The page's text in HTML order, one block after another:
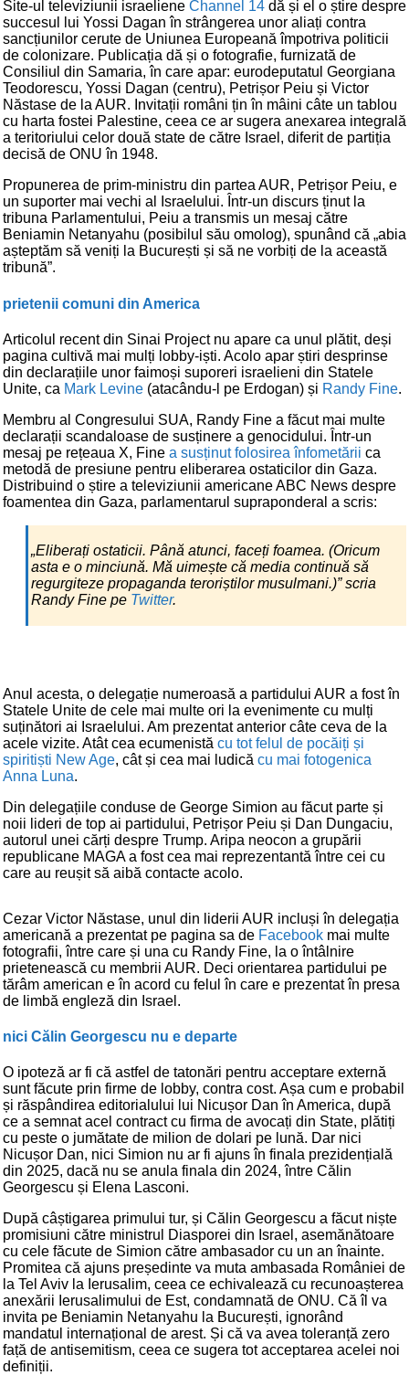
Site-ul televiziunii israeliene Channel 14 dă și el o știre despre
succesul lui Yossi Dagan în strângerea unor aliați contra
sancțiunilor cerute de Uniunea Europeană împotriva politicii
de colonizare. Publicația dă și o fotografie, furnizată de
Consiliul din Samaria, în care apar: eurodeputatul Georgiana
Teodorescu, Yossi Dagan (centru), Petrișor Peiu și Victor
Năstase de la AUR. Invitații români țin în mâini câte un tablou
cu harta fostei Palestine, ceea ce ar sugera anexarea integrală
a teritoriului celor două state de către Israel, diferit de partiția
decisă de ONU în 1948.
Propunerea de prim-ministru din partea AUR, Petrișor Peiu, e
un suporter mai vechi al Israelului. Într-un discurs ținut la
tribuna Parlamentului, Peiu a transmis un mesaj către
Beniamin Netanyahu (posibilul său omolog), spunând că „abia
așteptăm să veniți la București și să ne vorbiți de la această
tribună”.
prietenii comuni din America
Articolul recent din Sinai Project nu apare ca unul plătit, deși
pagina cultivă mai mulți lobby-iști. Acolo apar știri desprinse
din declarațiile unor faimoși suporeri israelieni din Statele
Unite, ca Mark Levine (atacându-l pe Erdogan) și Randy Fine.
Membru al Congresului SUA, Randy Fine a făcut mai multe
declarații scandaloase de susținere a genocidului. Într-un
mesaj pe rețeaua X, Fine a susținut folosirea înfometării ca
metodă de presiune pentru eliberarea ostaticilor din Gaza.
Distribuind o știre a televiziunii americane ABC News despre
foamentea din Gaza, parlamentarul supraponderal a scris:
„Eliberați ostaticii. Până atunci, faceți foamea. (Oricum
asta e o minciună. Mă uimește că media continuă să
regurgiteze propaganda teroriștilor musulmani.)” scria
Randy Fine pe Twitter.
Anul acesta, o delegație numeroasă a partidului AUR a fost în
Statele Unite de cele mai multe ori la evenimente cu mulți
suținători ai Israelului. Am prezentat anterior câte ceva de la
acele vizite. Atât cea ecumenistă cu tot felul de pocăiți și
spiritiști New Age, cât și cea mai ludică cu mai fotogenica
Anna Luna.
Din delegațiile conduse de George Simion au făcut parte și
noii lideri de top ai partidului, Petrișor Peiu și Dan Dungaciu,
autorul unei cărți despre Trump. Aripa neocon a grupării
republicane MAGA a fost cea mai reprezentantă între cei cu
care au reușit să aibă contacte acolo.
Cezar Victor Năstase, unul din liderii AUR incluși în delegația
americană a prezentat pe pagina sa de Facebook mai multe
fotografii, între care și una cu Randy Fine, la o întâlnire
prietenească cu membrii AUR. Deci orientarea partidului pe
tărâm american e în acord cu felul în care e prezentat în presa
de limbă engleză din Israel.
nici Călin Georgescu nu e departe
O ipoteză ar fi că astfel de tatonări pentru acceptare externă
sunt făcute prin firme de lobby, contra cost. Așa cum e probabil
și răspândirea editorialului lui Nicușor Dan în America, după
ce a semnat acel contract cu firma de avocați din State, plătiți
cu peste o jumătate de milion de dolari pe lună. Dar nici
Nicușor Dan, nici Simion nu ar fi ajuns în finala prezidențială
din 2025, dacă nu se anula finala din 2024, între Călin
Georgescu și Elena Lasconi.
După câștigarea primului tur, și Călin Georgescu a făcut niște
promisiuni către ministrul Diasporei din Israel, asemănătoare
cu cele făcute de Simion către ambasador cu un an înainte.
Promitea că ajuns președinte va muta ambasada României de
la Tel Aviv la Ierusalim, ceea ce echivalează cu recunoașterea
anexării Ierusalimului de Est, condamnată de ONU. Că îl va
invita pe Beniamin Netanyahu la București, ignorând
mandatul internațional de arest. Și că va avea toleranță zero
față de antisemitism, ceea ce sugera tot acceptarea acelei noi
definiții.